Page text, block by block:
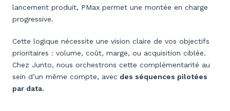
lancement produit, PMax permet une montée en charge
progressive.
Cette logique nécessite une vision claire de vos objectifs
prioritaires : volume, coût, marge, ou acquisition ciblée.
Chez Junto, nous orchestrons cette complémentarité au
sein d’un même compte, avec des séquences pilotées
par data.